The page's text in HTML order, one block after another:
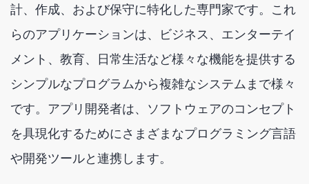
計、作成、および保守に特化した専門家です。これ
らのアプリケーションは、ビジネス、エンターテイ
メント、教育、日常生活など様々な機能を提供する
シンプルなプログラムから複雑なシステムまで様々
です。アプリ開発者は、ソフトウェアのコンセプト
を具現化するためにさまざまなプログラミング言語
や開発ツールと連携します。